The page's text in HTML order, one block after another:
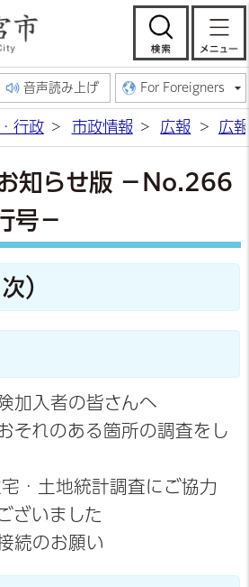
常陸大宮市公
検
音声読み上げ For Foreigners
行政 市政情報 広報 広
知らせ版 －No.266
号－
）
加入者の皆さんへ
それのある箇所の調査をし
・土地統計調査にご協力
ざいました
続のお願い